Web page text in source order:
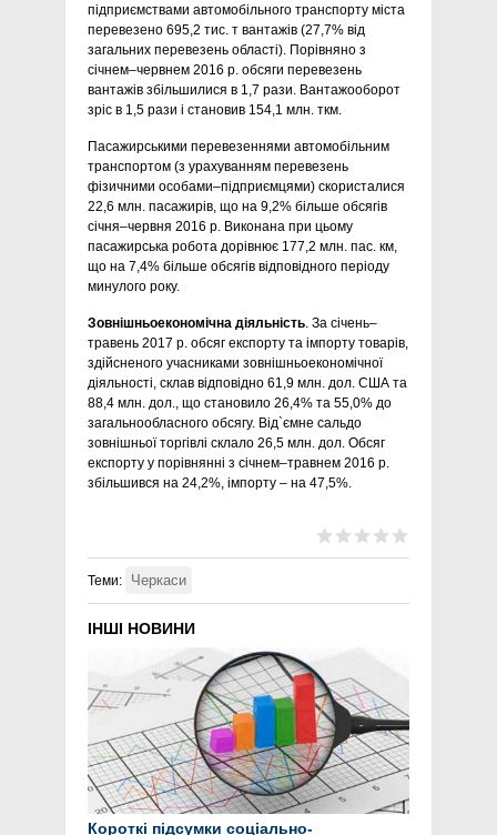
підприємствами автомобільного транспорту міста
перевезено 695,2 тис. т вантажів (27,7% від
загальних перевезень області). Порівняно з
січнем–червнем 2016 р. обсяги перевезень
вантажів збільшилися в 1,7 рази. Вантажооборот
зріс в 1,5 рази і становив 154,1 млн. ткм.
Пасажирськими перевезеннями автомобільним
транспортом (з урахуванням перевезень
фізичними особами–підприємцями) скористалися
22,6 млн. пасажирів, що на 9,2% більше обсягів
січня–червня 2016 р. Виконана при цьому
пасажирська робота дорівнює 177,2 млн. пас. км,
що на 7,4% більше обсягів відповідного періоду
минулого року.
Зовнішньоекономічна діяльність. За січень–
травень 2017 р. обсяг експорту та імпорту товарів,
здійсненого учасниками зовнішньоекономічної
діяльності, склав відповідно 61,9 млн. дол. США та
88,4 млн. дол., що становило 26,4% та 55,0% до
загальнообласного обсягу. Від`ємне сальдо
зовнішньої торгівлі склало 26,5 млн. дол. Обсяг
експорту у порівнянні з січнем–травнем 2016 р.
збільшився на 24,2%, імпорту – на 47,5%.
Теми: Черкаси
ІНШІ НОВИНИ
Короткі підсумки соціально-